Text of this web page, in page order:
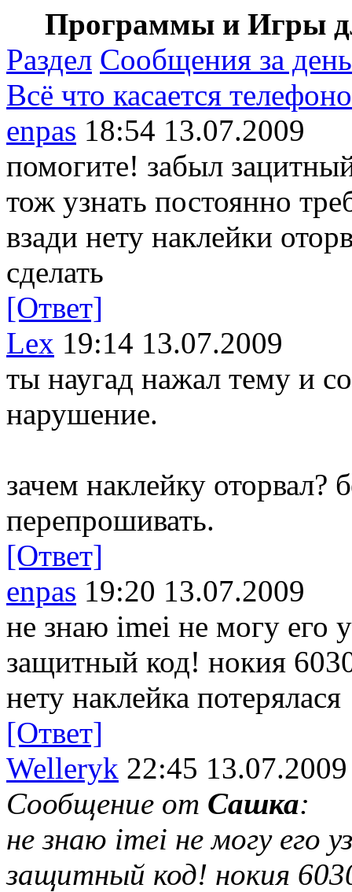
Программы и Игры
Раздел Сообщения за день
Всё что касается
enpas 18:54 13.07.2009
помогите! забыл
тож узнать постоянно
взади нету наклейки
сделать
[Ответ]
Lex 19:14 13.07.2009
ты наугад нажал тему и
нарушение.
зачем наклейку оторвал?
перепрошивать.
[Ответ]
enpas 19:20 13.07.2009
не знаю imei не могу его
защитный код! нокия
нету наклейка потерялася
[Ответ]
Welleryk 22:45 13.07.2009
Сообщение от Сашка:
не знаю imei не могу его
защитный код! нокия